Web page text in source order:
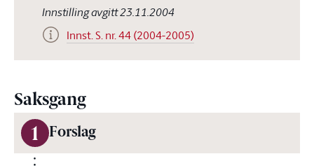
Innstilling avgitt 23.11.2004
Innst. S. nr. 44 (2004-2005)
Saksgang
1 Forslag